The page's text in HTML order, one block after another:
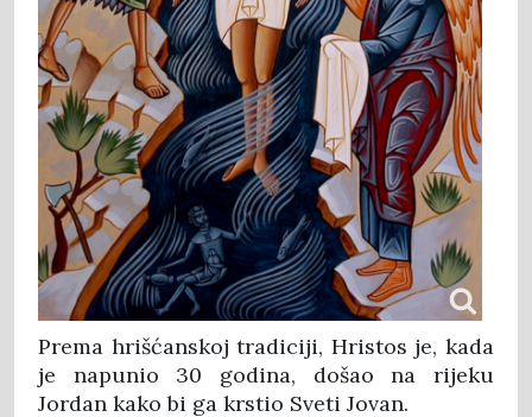
Prema hrišćanskoj tradiciji, Hristos je, kada
je napunio 30 godina, došao na rijeku
Jordan kako bi ga krstio Sveti Jovan.